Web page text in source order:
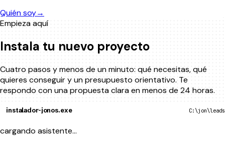
Quién soy→
Empieza aquí
Instala tu nuevo proyecto
Cuatro pasos y menos de un minuto: qué necesitas, qué
quieres conseguir y un presupuesto orientativo. Te
respondo con una propuesta clara en menos de 24 horas.
instalador-jonos.exe C:\jon\leads
cargando asistente…